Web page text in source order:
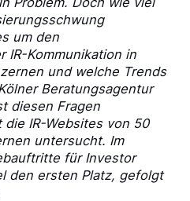
um den
IR-Kommunikation in
und welche Trends
Beratungsagentur
diesen Fragen
IR-Websites von 50
untersucht. Im
für Investor
den ersten Platz, gefolgt